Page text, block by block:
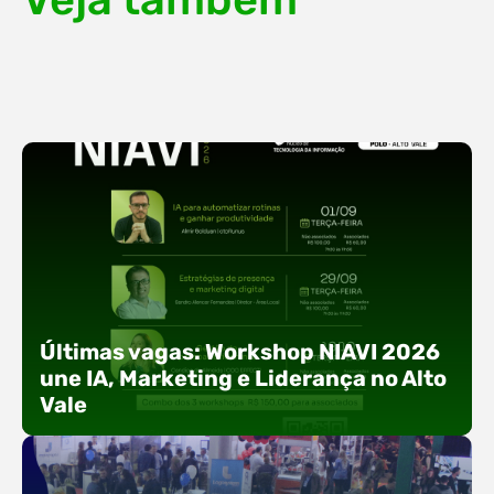
Últimas vagas: Workshop NIAVI 2026
une IA, Marketing e Liderança no Alto
Vale